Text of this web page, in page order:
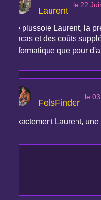
Laurent
le 22
Je plussoie Laurent, la
tracas et des coûts
informatique que pour
FelsFinder
le
Exactement Laurent,